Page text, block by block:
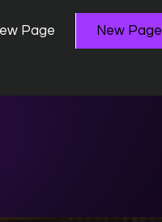
Page New Page